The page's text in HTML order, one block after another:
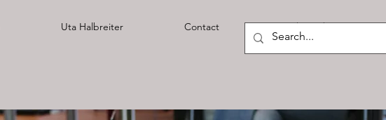
Uta Halbreiter Contact Suchergebnisse